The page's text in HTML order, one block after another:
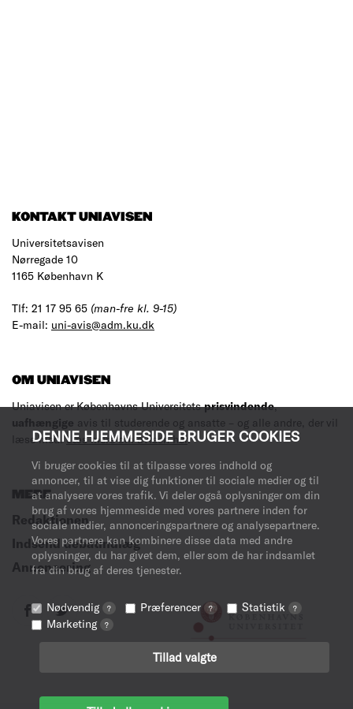
DENNE HJEMMESIDE BRUGER COOKIES
Vi bruger cookies til at tilpasse vores indhold og
annoncer, til at vise dig funktioner til sociale medier og til
at analysere vores trafik. Vi deler også oplysninger om din
brug af vores hjemmeside med vores partnere inden for
sociale medier, annonceringspartnere og analysepartnere.
Vores partnere kan kombinere disse data med andre
oplysninger, du har givet dem, eller som de har indsamlet
fra din brug af deres tjenester.
Nødvendig ? Præferencer ? Statistik ?
Marketing ?
Tillad valgte
KONTAKT UNIAVISEN
Universitetsavisen
Nørregade 10
1165 København K
Tlf: 21 17 95 65 (man-fre kl. 9-15)
E-mail: uni-avis@adm.ku.dk
OM UNIAVISEN
Uniavisen er Københavns Universitetsprisvindende,
uafhængige avis til studerende og ansatte – og alle andre, der vil
læse med.Læs mere om avisen her.
MERE
Redaktionen
Indsend debatindlæg
Annoncering